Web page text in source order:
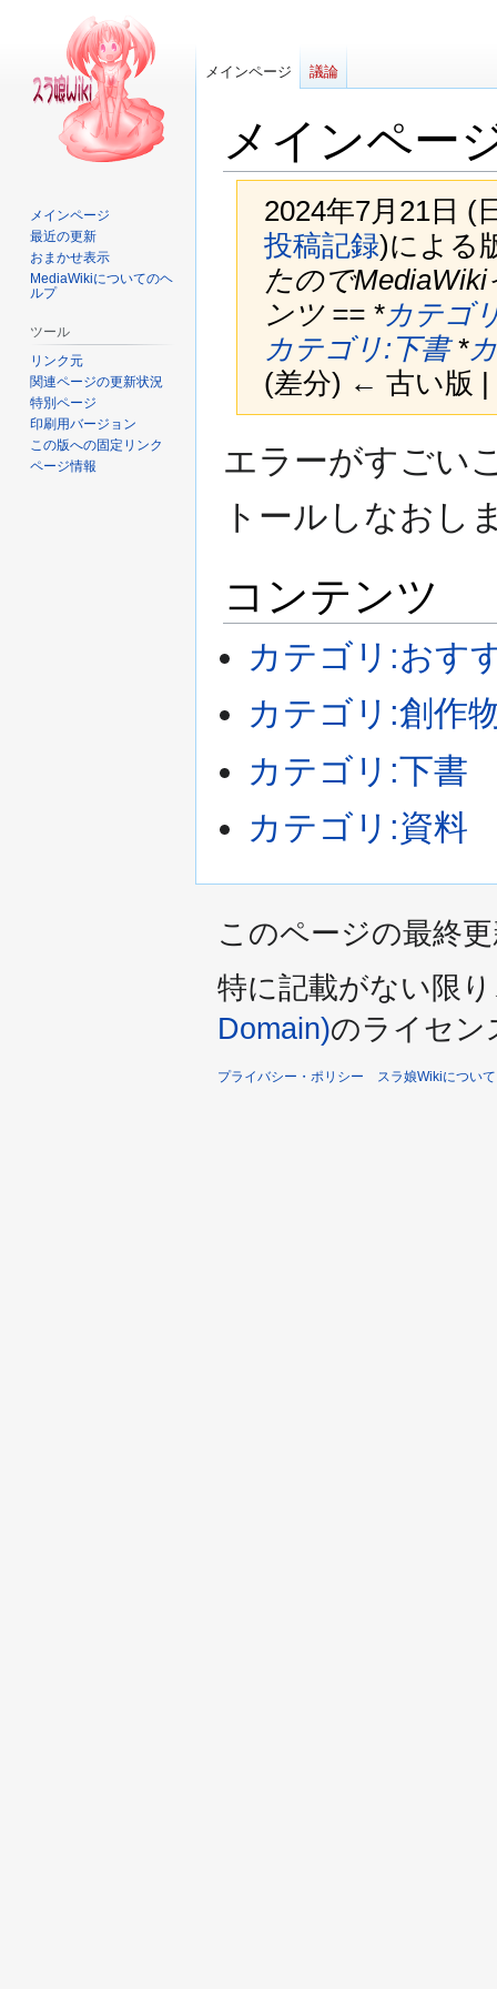
メインペー
2024年7月21日 (
投稿記録)による
たので
ンツ == *カテゴ
カテゴリ:下書*
(差分) ← 古い版 |
ビ
ン
に
動
索
エラーがすごい
トールしなおし
コンテンツ
カテゴリ:おす
カテゴリ:創作
カテゴリ:下書
カテゴリ:資料
メインページ 議論
メインページ
最近の更新
おまかせ表示
MediaWikiについてのヘ
ルプ
ツール
リンク元
関連ページの更新状況
特別ページ
印刷用バージョン
この版への固定リンク
ページ情報
このページの最終
特に記載がない限
Domain)のライセン
プライバシー・ポリシー スラ娘Wikiについて